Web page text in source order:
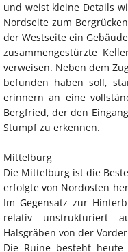
und weist kleine Details
Nordseite zum
der Westseite ein
zusammengestürzte
verweisen. Neben dem
befunden haben soll,
erinnern an eine
Bergfried, der den
Stumpf zu erkennen.
Mittelburg
Die Mittelburg ist die
erfolgte von Nordosten
Im Gegensatz zur
relativ unstrukturiert
Halsgräben von der
Die Ruine besteht